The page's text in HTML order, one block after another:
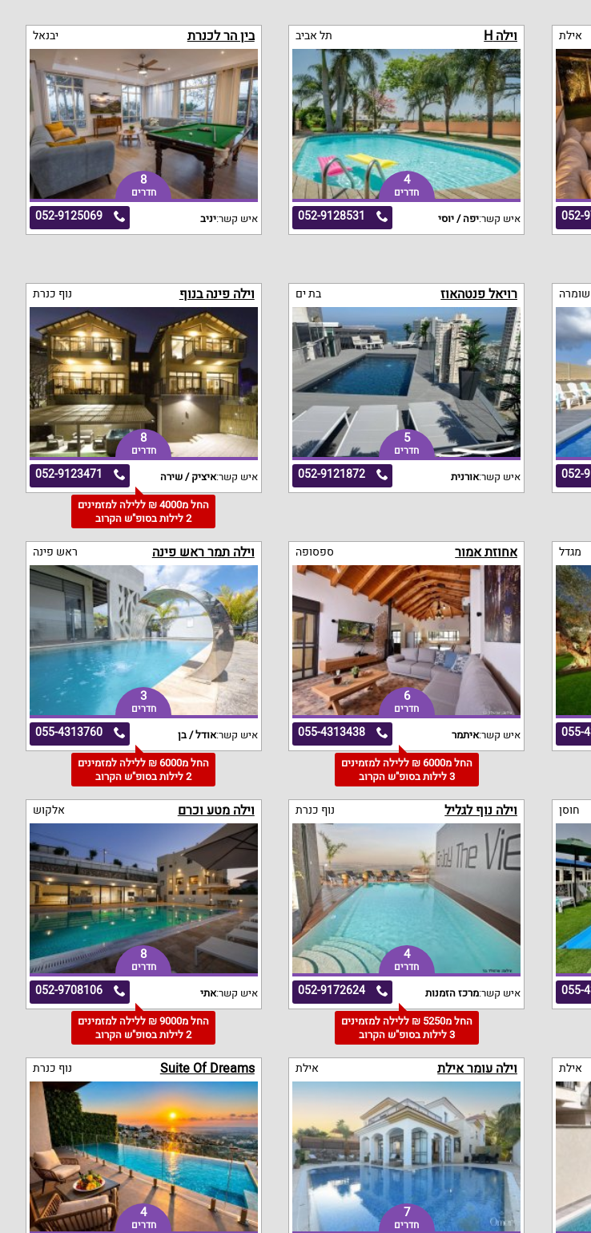
אילת
052-
וילה H תל אביב
4
חדרים
052-9128531 איש קשר:יפה / יוסי
בין הר לכנרת יבנאל
8
חדרים
052-9125069 איש קשר:יניב
שומרה
052-
רויאל פנטהאוז בת ים
5
חדרים
052-9121872 איש קשר:אורנית
וילה פינה בנוף נוף כנרת
8
חדרים
052-9123471 איש קשר:איציק / שירה
החל מ4000 ₪ ללילה למזמינים
2 לילות בסופ"ש הקרוב
מגדל
055-
אחוזת אמור ספסופה
6
חדרים
055-4313438 איש קשר:איתמר
החל מ6000 ₪ ללילה למזמינים
3 לילות בסופ"ש הקרוב
וילה תמר ראש פינה ראש פינה
3
חדרים
055-4313760 איש קשר:אודל / בן
החל מ6000 ₪ ללילה למזמינים
2 לילות בסופ"ש הקרוב
חוסן
055-
וילה נוף לגליל נוף כנרת
4
חדרים
052-9172624 איש קשר:מרכז הזמנות
החל מ5250 ₪ ללילה למזמינים
3 לילות בסופ"ש הקרוב
וילה מטע וכרם אלקוש
8
חדרים
052-9708106 איש קשר:אתי
החל מ9000 ₪ ללילה למזמינים
2 לילות בסופ"ש הקרוב
אילת וילה עומר אילת אילת
7
חדרים
Suite Of Dreams נוף כנרת
4
חדרים